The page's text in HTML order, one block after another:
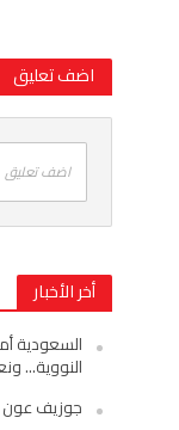
اضف تعليق
اضف تعليق
أخر الأخبار
السعودية
النووية…
جوزيف عون